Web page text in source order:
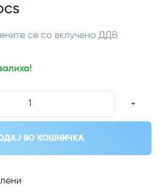
се со вклучено ДДВ
+
ВО КОШНИЧКА